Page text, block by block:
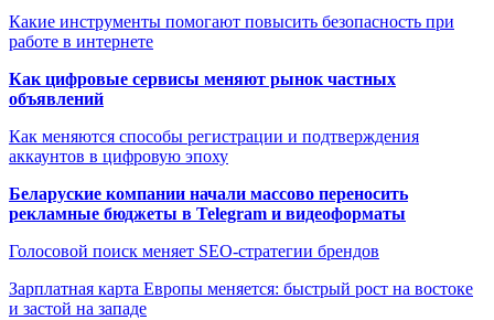
Какие инструменты помогают повысить безопасность при
работе в интернете
Как цифровые сервисы меняют рынок частных
объявлений
Как меняются способы регистрации и подтверждения
аккаунтов в цифровую эпоху
Беларуские компании начали массово переносить
рекламные бюджеты в Telegram и видеоформаты
Голосовой поиск меняет SEO-стратегии брендов
Зарплатная карта Европы меняется: быстрый рост на востоке
и застой на западе